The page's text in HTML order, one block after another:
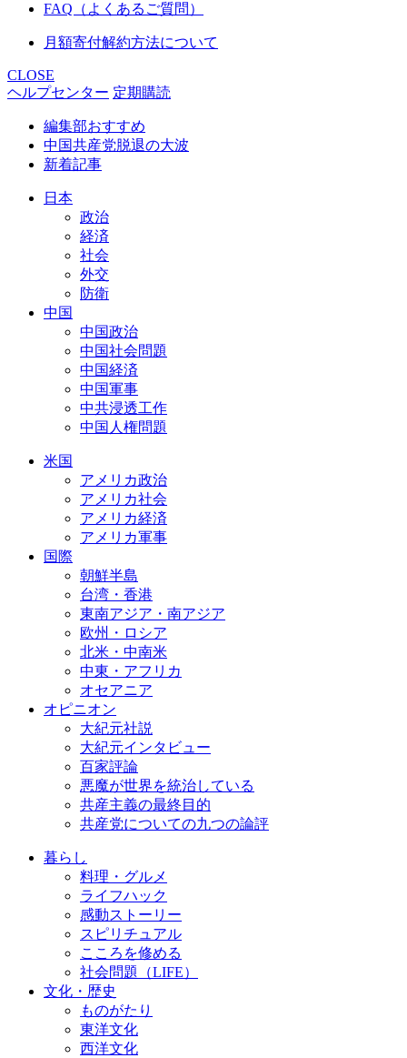
FAQ（よくあるご質問）
月額寄付解約方法について
CLOSE
ヘルプセンター 定期購読
編集部おすすめ
中国共産党脱退の大波
新着記事
日本
政治
経済
社会
外交
防衛
中国
中国政治
中国社会問題
中国経済
中国軍事
中共浸透工作
中国人権問題
米国
アメリカ政治
アメリカ社会
アメリカ経済
アメリカ軍事
国際
朝鮮半島
台湾・香港
東南アジア・南アジア
欧州・ロシア
北米・中南米
中東・アフリカ
オセアニア
オピニオン
大紀元社説
大紀元インタビュー
百家評論
悪魔が世界を統治している
共産主義の最終目的
共産党についての九つの論評
暮らし
料理・グルメ
ライフハック
感動ストーリー
スピリチュアル
こころを修める
社会問題（LIFE）
文化・歴史
ものがたり
東洋文化
西洋文化